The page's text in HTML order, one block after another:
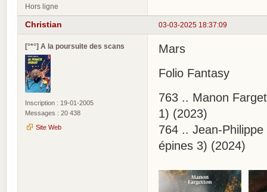
Hors ligne
03-03-2025 18:37:09
Christian
[°*°] A la poursuite des scans
Inscription : 19-01-2005
Messages : 20 438
Site Web
Mars
Folio Fantasy
763 .. Manon
1) (2023)
764 .. Jean-
épines 3) (2024)